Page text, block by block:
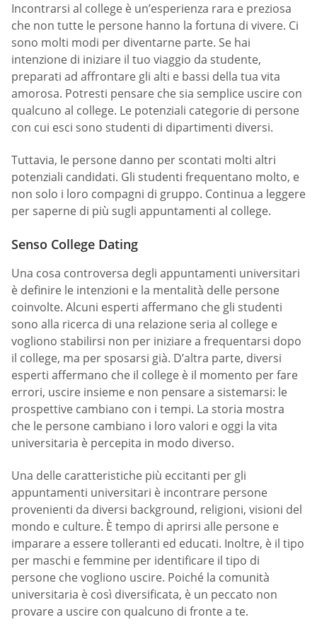
Incontrarsi al college è un’esperienza rara e preziosa
che non tutte le persone hanno la fortuna di vivere. Ci
sono molti modi per diventarne parte. Se hai
intenzione di iniziare il tuo viaggio da studente,
preparati ad affrontare gli alti e bassi della tua vita
amorosa. Potresti pensare che sia semplice uscire con
qualcuno al college. Le potenziali categorie di persone
con cui esci sono studenti di dipartimenti diversi.
Tuttavia, le persone danno per scontati molti altri
potenziali candidati. Gli studenti frequentano molto, e
non solo i loro compagni di gruppo. Continua a leggere
per saperne di più sugli appuntamenti al college.
Senso College Dating
Una cosa controversa degli appuntamenti universitari
è definire le intenzioni e la mentalità delle persone
coinvolte. Alcuni esperti affermano che gli studenti
sono alla ricerca di una relazione seria al college e
vogliono stabilirsi non per iniziare a frequentarsi dopo
il college, ma per sposarsi già. D’altra parte, diversi
esperti affermano che il college è il momento per fare
errori, uscire insieme e non pensare a sistemarsi: le
prospettive cambiano con i tempi. La storia mostra
che le persone cambiano i loro valori e oggi la vita
universitaria è percepita in modo diverso.
Una delle caratteristiche più eccitanti per gli
appuntamenti universitari è incontrare persone
provenienti da diversi background, religioni, visioni del
mondo e culture. È tempo di aprirsi alle persone e
imparare a essere tolleranti ed educati. Inoltre, è il tipo
per maschi e femmine per identificare il tipo di
persone che vogliono uscire. Poiché la comunità
universitaria è così diversificata, è un peccato non
provare a uscire con qualcuno di fronte a te.